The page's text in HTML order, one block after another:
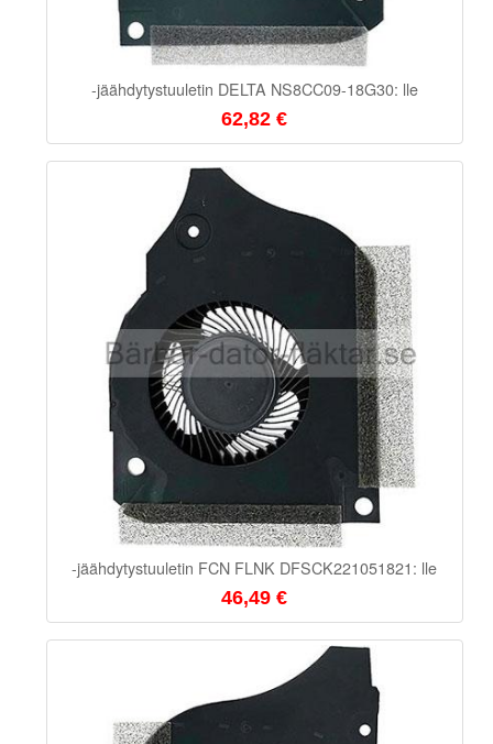
-jäähdytystuuletin DELTA NS8CC09-18G30: lle
62,82 €
-jäähdytystuuletin FCN FLNK DFSCK221051821: lle
46,49 €